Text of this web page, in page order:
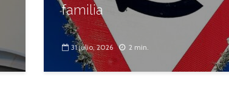
familia
31 julio, 2026 2 min.